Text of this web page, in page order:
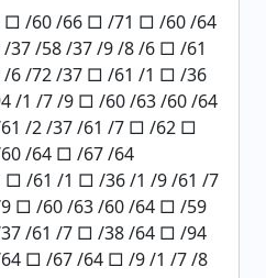
□ /60 /66 □ /71 □ /60 /64
37 /58 /37 /9 /8 /6 □ /61
6 /72 /37 □ /61 /1 □ /36
/1 /7 /9 □ /60 /63 /60 /64
/2 /37 /61 /7 □ /62 □
/64 □ /67 /64
/61 /1 □ /36 /1 /9 /61 /7
□ /60 /63 /60 /64 □ /59
/61 /7 □ /38 /64 □ /94
□ /67 /64 □ /9 /1 /7 /8